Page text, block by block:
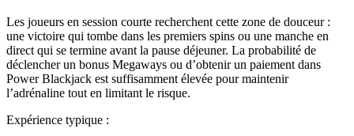
Les joueurs en session courte recherchent cette zone de douceur :
une victoire qui tombe dans les premiers spins ou une manche en
direct qui se termine avant la pause déjeuner. La probabilité de
déclencher un bonus Megaways ou d’obtenir un paiement dans
Power Blackjack est suffisamment élevée pour maintenir
l’adrénaline tout en limitant le risque.
Expérience typique :